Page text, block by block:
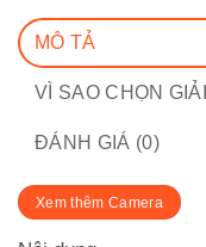
MÔ TẢ
VÌ SAO CHỌN
ĐÁNH GIÁ (0)
Xem thêm Camera